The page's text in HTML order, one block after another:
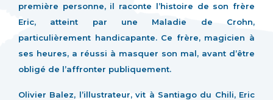
première personne, il raconte l’histoire de son frère
Eric, atteint par une Maladie de Crohn,
particulièrement handicapante. Ce frère, magicien à
ses heures, a réussi à masquer son mal, avant d’être
obligé de l’affronter publiquement.
Olivier Balez, l’illustrateur, vit à Santiago du Chili, Eric